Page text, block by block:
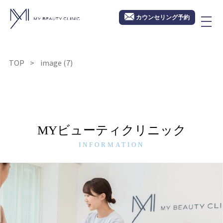
カウンセリング予約
TOP image (7)
MYビューティクリニック
INFORMATION